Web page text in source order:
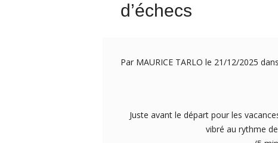
d’échecs
Par MAURICE TARLO le 21/12/2025 dans
Juste avant le départ pour les
vibré au rythme